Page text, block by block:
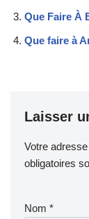
Que Faire À
Que faire à
Laisser
Votre
obligatoires
Nom *